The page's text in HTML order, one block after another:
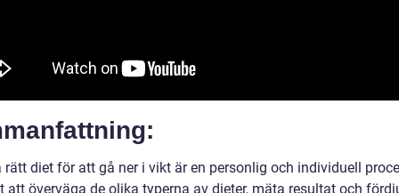
rätt diet för att gå ner i vikt är en personlig och individuell
att överväga de olika typerna av dieter, mäta resultat och